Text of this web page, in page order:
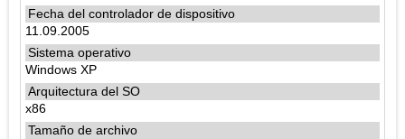
11.09.2005
Windows XP
x86